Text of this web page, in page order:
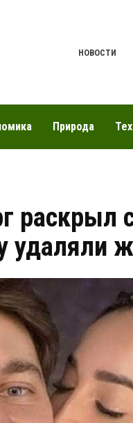
НОВОСТИ
Природа
раскрыл
удаляли